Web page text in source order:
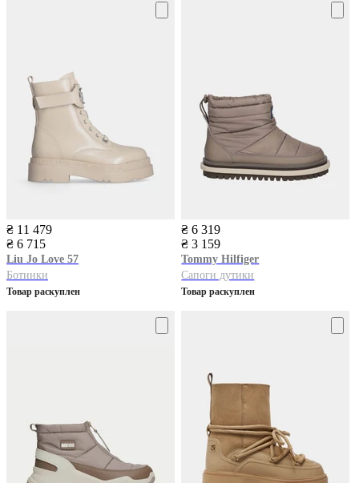
₴ 11 479
₴ 6 715
Liu Jo Love 57
Ботинки
Товар раскуплен
₴ 6 319
₴ 3 159
Tommy Hilfiger
Сапоги дутики
Товар раскуплен